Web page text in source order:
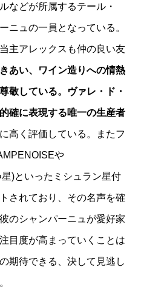
などが所属するテール・
ニュの一員となっている。
主アレックスも仲の良い友
あい、ワイン造りへの情熱
敬している。ヴァレ・ド・
確に表現する唯一の生産者
高く評価している。またフ
や
)といったミシュラン星付
されており、その名声を確
のシャンパーニュが愛好家
目度が高まっていくことは
期待できる、決して見逃し